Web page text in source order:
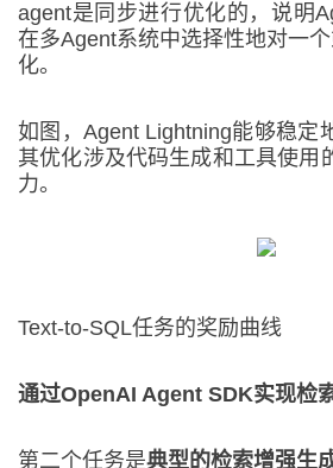
agent是同步进行优化的，说明
在多Agent系统中选择性地对一
化。
如图，Agent Lightning能够稳定
其优化涉及代码生成和工具使用
力。
Text-to-SQL任务的奖励曲线
通过OpenAI Agent SDK实现检
第二个任务是典型的检索增强生